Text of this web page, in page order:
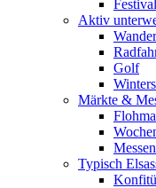
Aktiv
Golf
Märkte &
Typisch